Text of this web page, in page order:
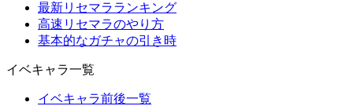
最新リセマラランキング
高速リセマラのやり方
基本的なガチャの引き時
イベキャラ一覧
イベキャラ前後一覧